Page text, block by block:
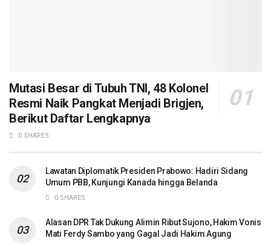
Mutasi Besar di Tubuh TNI, 48 Kolonel
Resmi Naik Pangkat Menjadi Brigjen,
Berikut Daftar Lengkapnya
0 SHARES
Lawatan Diplomatik Presiden Prabowo: Hadiri Sidang
Umum PBB, Kunjungi Kanada hingga Belanda
0 SHARES
Alasan DPR Tak Dukung Alimin Ribut Sujono, Hakim Vonis
Mati Ferdy Sambo yang Gagal Jadi Hakim Agung